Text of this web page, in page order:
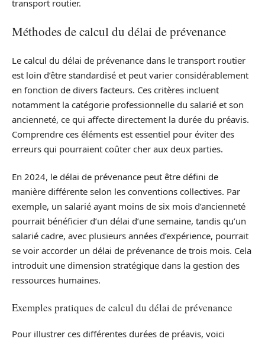
transport routier.
Méthodes de calcul du délai de prévenance
Le calcul du délai de prévenance dans le transport routier
est loin d’être standardisé et peut varier considérablement
en fonction de divers facteurs. Ces critères incluent
notamment la catégorie professionnelle du salarié et son
ancienneté, ce qui affecte directement la durée du préavis.
Comprendre ces éléments est essentiel pour éviter des
erreurs qui pourraient coûter cher aux deux parties.
En 2024, le délai de prévenance peut être défini de
manière différente selon les conventions collectives. Par
exemple, un salarié ayant moins de six mois d’ancienneté
pourrait bénéficier d’un délai d’une semaine, tandis qu’un
salarié cadre, avec plusieurs années d’expérience, pourrait
se voir accorder un délai de prévenance de trois mois. Cela
introduit une dimension stratégique dans la gestion des
ressources humaines.
Exemples pratiques de calcul du délai de prévenance
Pour illustrer ces différentes durées de préavis, voici